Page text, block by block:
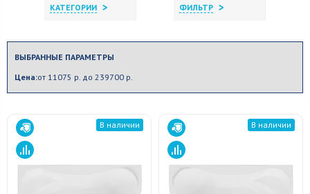
КАТЕГОРИИ > ФИЛЬТР >
ВЫБРАННЫЕ ПАРАМЕТРЫ
Цена:от 11075 р. до 239700 р.
В наличии В наличии